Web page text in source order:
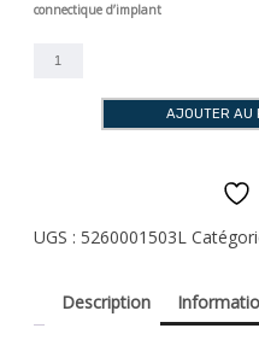
connectique d’implant
quantité
Queue
mm
(T6L)
AJOUTER AU
UGS : 5260001503L
Description